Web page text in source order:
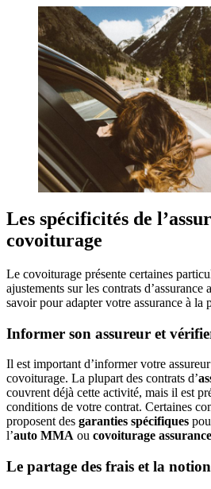
Les spécificités de
covoiturage
Le covoiturage présente certaines
ajustements sur les contrats
savoir pour adapter votre assurance à la
Informer son assureur et
Il est important d’informer votre
covoiturage. La plupart des contrats d’
couvrent déjà cette activité, mais il est
conditions de votre contrat. Certaines
proposent des garanties spécifiques
l’auto MMA ou covoiturage assurance
Le partage des frais et la